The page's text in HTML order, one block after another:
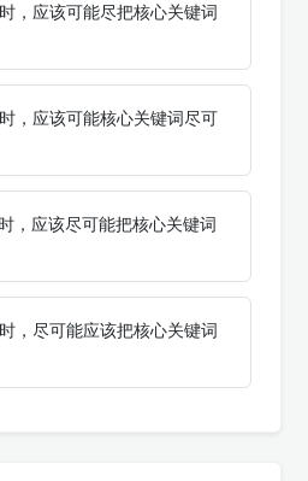
，应该可能尽把核心关键词
，应该可能核心关键词尽可
，应该尽可能把核心关键词
，尽可能应该把核心关键词